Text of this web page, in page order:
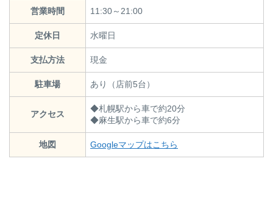
営業時間 11:30～21:00
定休日 水曜日
支払方法 現金
駐車場 あり（店前5台）
アクセス
◆札幌駅から車で約20分
◆麻生駅から車で約6分
地図 Googleマップはこちら